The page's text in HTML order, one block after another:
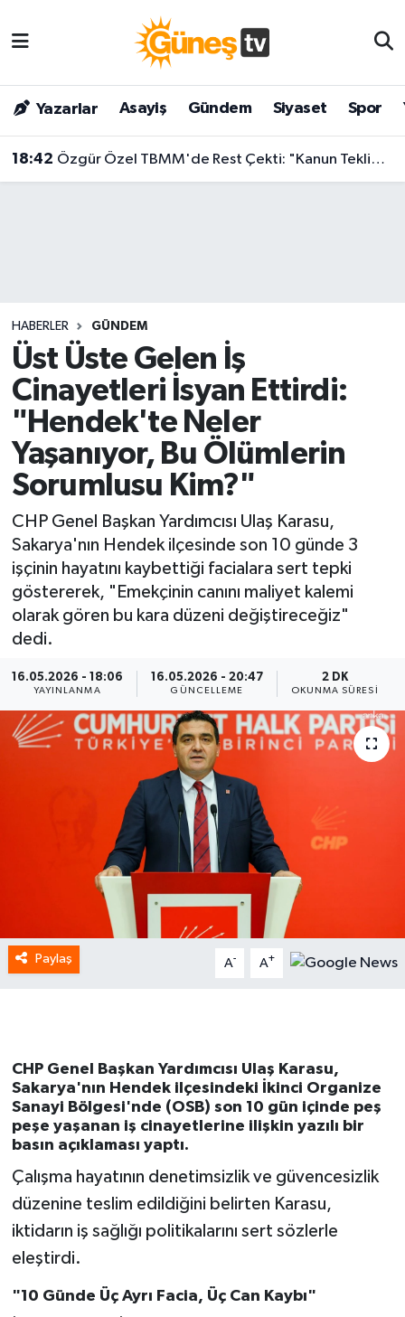
Yazarlar Asayiş Gündem Siyaset Spor
18:42 Özgür Özel TBMM'de Rest Çekti: "Kanun Teklifine İmza Atma Niyetimiz Yok!"
HABERLER GÜNDEM
Üst Üste Gelen İş
Cinayetleri İsyan Ettirdi:
"Hendek'te Neler
Yaşanıyor, Bu Ölümlerin
Sorumlusu Kim?"
CHP Genel Başkan Yardımcısı Ulaş Karasu,
Sakarya'nın Hendek ilçesinde son 10 günde 3
işçinin hayatını kaybettiği facialara sert tepki
göstererek, "Emekçinin canını maliyet kalemi
olarak gören bu kara düzeni değiştireceğiz"
dedi.
16.05.2026 - 18:06
YAYINLANMA
16.05.2026 - 20:47
GÜNCELLEME
2 DK
OKUNMA SÜRESI
Paylaş A- A+
CHP Genel Başkan Yardımcısı Ulaş Karasu,
Sakarya'nın Hendek ilçesindeki İkinci Organize
Sanayi Bölgesi'nde (OSB) son 10 gün içinde peş
peşe yaşanan iş cinayetlerine ilişkin yazılı bir
basın açıklaması yaptı.
Çalışma hayatının denetimsizlik ve güvencesizlik
düzenine teslim edildiğini belirten Karasu,
iktidarın iş sağlığı politikalarını sert sözlerle
eleştirdi.
"10 Günde Üç Ayrı Facia, Üç Can Kaybı"
Bilim & Teknoloji
Dünya
Magazin
Siyaset
Spor
Yaşam
Malatya Nöbetçi Eczaneler
Malatya Hava Durumu
Malatya Namaz Vakitleri
Son Dakika Haberleri
Haber Arşivi